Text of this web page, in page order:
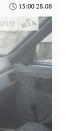
15:00 28.08